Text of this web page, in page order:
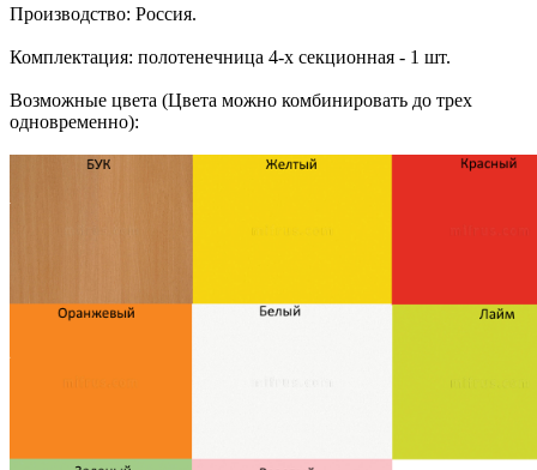
Производство: Россия.
Комплектация: полотенечница 4-х секционная - 1 шт.
Возможные цвета (Цвета можно комбинировать до трех
одновременно):